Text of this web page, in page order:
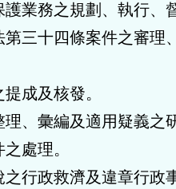
務之規劃、執行、
十四條案件之審理
及核發。
彙編及適用疑義之
處理。
政救濟及違章行政